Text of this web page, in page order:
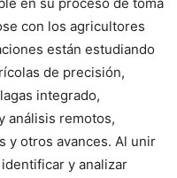
en su proceso de toma
con los agricultores
están estudiando
de precisión,
integrado,
análisis remotos,
y otros avances. Al unir
y analizar